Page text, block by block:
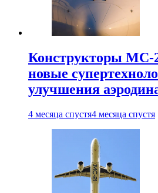
Конструкторы МС-
новые
улучшения
4 месяца спустя4 месяца спустя